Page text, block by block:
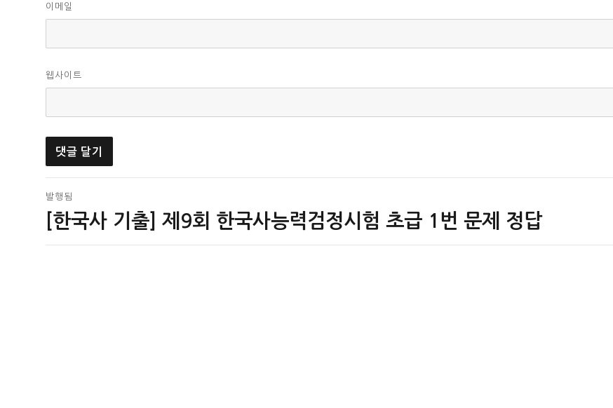
이메일
웹사이트
글
탐
색
발행됨
[한국사 기출] 제9회 한국사능력검정시험 초급 1번 문제 정답